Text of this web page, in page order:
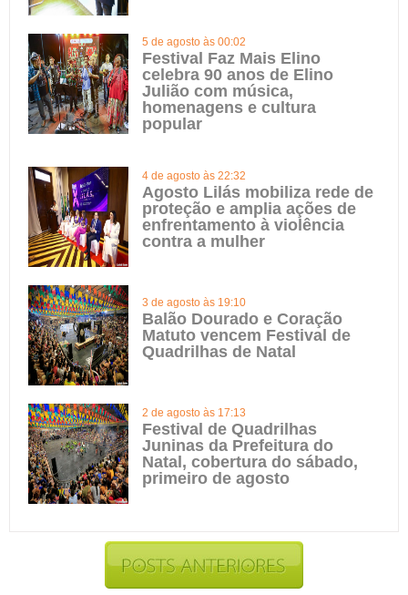
5 de agosto às 00:02
Festival Faz Mais Elino
celebra 90 anos de Elino
Julião com música,
homenagens e cultura
popular
4 de agosto às 22:32
Agosto Lilás mobiliza rede de
proteção e amplia ações de
enfrentamento à violência
contra a mulher
3 de agosto às 19:10
Balão Dourado e Coração
Matuto vencem Festival de
Quadrilhas de Natal
2 de agosto às 17:13
Festival de Quadrilhas
Juninas da Prefeitura do
Natal, cobertura do sábado,
primeiro de agosto